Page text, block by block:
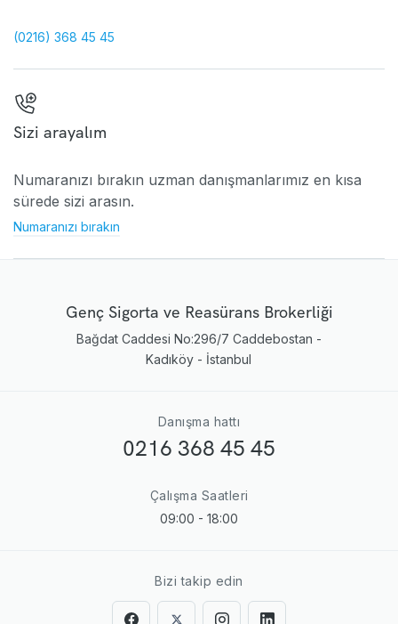
(0216) 368 45 45
Sizi arayalım
Numaranızı bırakın uzman danışmanlarımız en kısa
sürede sizi arasın.
Numaranızı bırakın
Genç Sigorta ve Reasürans Brokerliği
Bağdat Caddesi No:296/7 Caddebostan -
Kadıköy - İstanbul
Danışma hattı
0216 368 45 45
Çalışma Saatleri
09:00 - 18:00
Bizi takip edin